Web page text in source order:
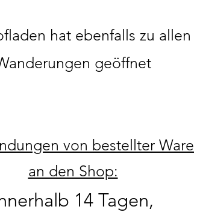
hat ebenfalls zu allen
geöffnet
von bestellter Ware
an den Shop:
14 Tagen,